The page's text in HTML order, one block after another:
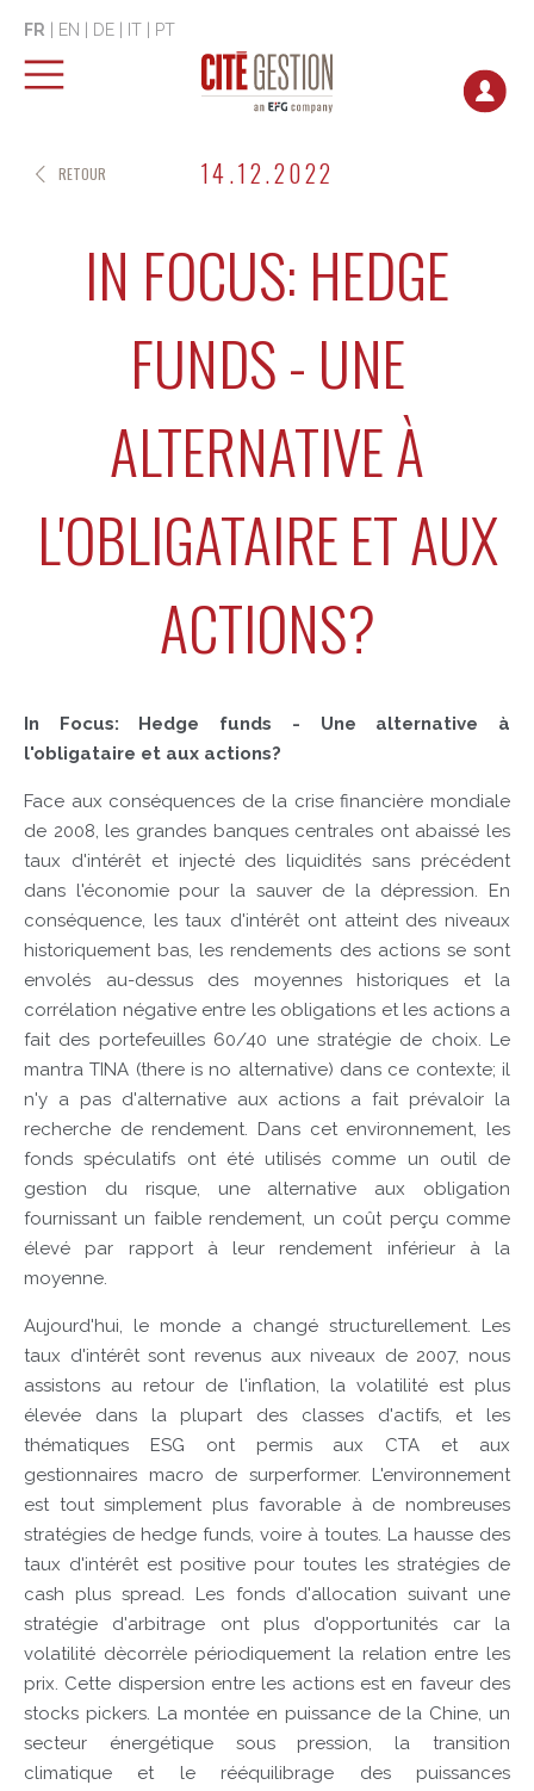
FR EN DE IT PT
14.12.2022
IN FOCUS: HEDGE
FUNDS - UNE
ALTERNATIVE À
L'OBLIGATAIRE ET AUX
ACTIONS?
In Focus: Hedge funds - Une alternative à
l'obligataire et aux actions?
Face aux conséquences de la crise financière mondiale
de 2008, les grandes banques centrales ont abaissé les
taux d'intérêt et injecté des liquidités sans précédent
dans l'économie pour la sauver de la dépression. En
conséquence, les taux d'intérêt ont atteint des niveaux
historiquement bas, les rendements des actions se sont
envolés au-dessus des moyennes historiques et la
corrélation négative entre les obligations et les actions a
fait des portefeuilles 60/40 une stratégie de choix. Le
mantra TINA (there is no alternative) dans ce contexte; il
n'y a pas d'alternative aux actions a fait prévaloir la
recherche de rendement. Dans cet environnement, les
fonds spéculatifs ont été utilisés comme un outil de
gestion du risque, une alternative aux obligation
fournissant un faible rendement, un coût perçu comme
élevé par rapport à leur rendement inférieur à la
moyenne.
Aujourd'hui, le monde a changé structurellement. Les
taux d'intérêt sont revenus aux niveaux de 2007, nous
assistons au retour de l'inflation, la volatilité est plus
élevée dans la plupart des classes d'actifs, et les
thématiques ESG ont permis aux CTA et aux
gestionnaires macro de surperformer. L'environnement
est tout simplement plus favorable à de nombreuses
stratégies de hedge funds, voire à toutes. La hausse des
taux d'intérêt est positive pour toutes les stratégies de
cash plus spread. Les fonds d'allocation suivant une
stratégie d'arbitrage ont plus d'opportunités car la
volatilité dècorrèle périodiquement la relation entre les
prix. Cette dispersion entre les actions est en faveur des
stocks pickers. La montée en puissance de la Chine, un
secteur énergétique sous pression, la transition
climatique et le rééquilibrage des puissances
RETOUR